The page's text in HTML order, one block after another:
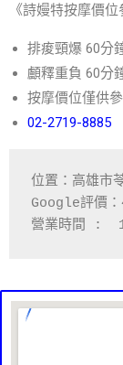
《詩嫚特按摩價位
排痠頸爆 60分
顱釋重負 60分
按摩價位僅供
02-2719-8885
位置：高雄市
Google評價：
營業時間 :